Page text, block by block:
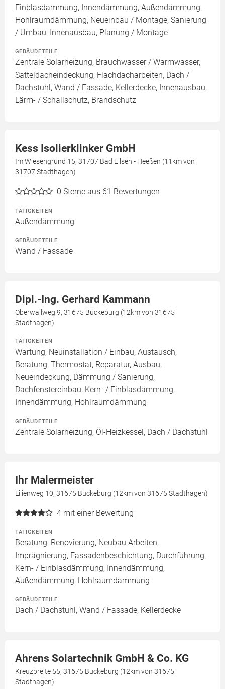
Einblasdämmung, Innendämmung, Außendämmung,
Hohlraumdämmung, Neueinbau / Montage, Sanierung
/ Umbau, Innenausbau, Planung / Montage
GEBÄUDETEILE
Zentrale Solarheizung, Brauchwasser / Warmwasser,
Satteldacheindeckung, Flachdacharbeiten, Dach /
Dachstuhl, Wand / Fassade, Kellerdecke, Innenausbau,
Lärm- / Schallschutz, Brandschutz
Kess Isolierklinker GmbH
Im Wiesengrund 15, 31707 Bad Eilsen - Heeßen (11km von
31707 Stadthagen)
0 Sterne aus 61 Bewertungen
TÄTIGKEITEN
Außendämmung
GEBÄUDETEILE
Wand / Fassade
Dipl.-Ing. Gerhard Kammann
Oberwallweg 9, 31675 Bückeburg (12km von 31675
Stadthagen)
TÄTIGKEITEN
Wartung, Neuinstallation / Einbau, Austausch,
Beratung, Thermostat, Reparatur, Ausbau,
Neueindeckung, Dämmung / Sanierung,
Dachfenstereinbau, Kern- / Einblasdämmung,
Innendämmung, Hohlraumdämmung
GEBÄUDETEILE
Zentrale Solarheizung, Öl-Heizkessel, Dach / Dachstuhl
Ihr Malermeister
Lilienweg 10, 31675 Bückeburg (12km von 31675 Stadthagen)
4 mit einer Bewertung
TÄTIGKEITEN
Beratung, Renovierung, Neubau Arbeiten,
Imprägnierung, Fassadenbeschichtung, Durchführung,
Kern- / Einblasdämmung, Innendämmung,
Außendämmung, Hohlraumdämmung
GEBÄUDETEILE
Dach / Dachstuhl, Wand / Fassade, Kellerdecke
Ahrens Solartechnik GmbH & Co. KG
Kreuzbreite 55, 31675 Bückeburg (12km von 31675
Stadthagen)